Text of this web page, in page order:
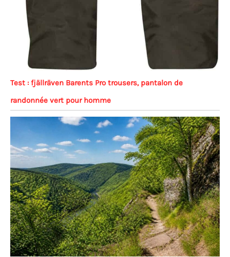
Test : fjällräven Barents Pro trousers, pantalon de
randonnée vert pour homme